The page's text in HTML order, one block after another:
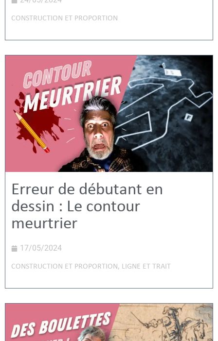
CONSTRUCTION ET PROPORTION
Erreur de débutant en
dessin : Le contour
meurtrier
17/05/2024
CONSTRUCTION ET PROPORTION, LIGNE ET TRAIT